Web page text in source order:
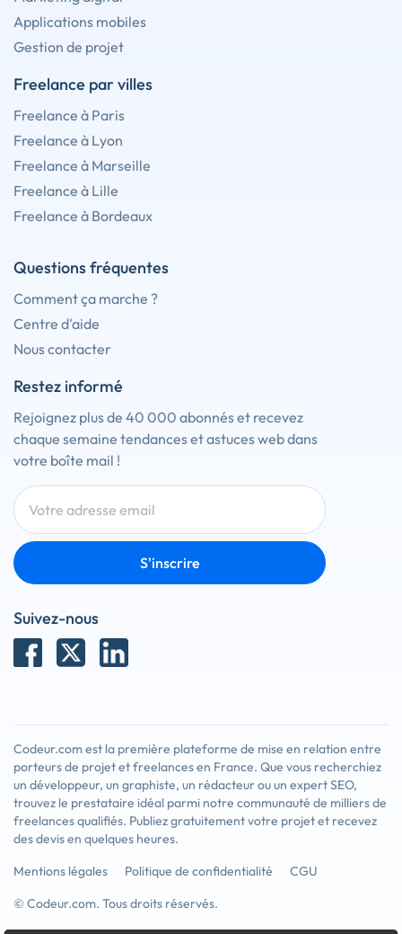
Applications mobiles
Gestion de projet
Freelance par villes
Freelance à Paris
Freelance à Lyon
Freelance à Marseille
Freelance à Lille
Freelance à Bordeaux
Questions fréquentes
Comment ça marche ?
Centre d'aide
Nous contacter
Restez informé
Rejoignez plus de 40 000 abonnés et recevez
chaque semaine tendances et astuces web dans
votre boîte mail !
S'inscrire
Suivez-nous
Codeur.com est la première plateforme de mise en relation entre
porteurs de projet et freelances en France. Que vous recherchiez
un développeur, un graphiste, un rédacteur ou un expert SEO,
trouvez le prestataire idéal parmi notre communauté de milliers de
freelances qualifiés. Publiez gratuitement votre projet et recevez
des devis en quelques heures.
Mentions légales
Politique de confidentialité
CGU
© Codeur.com. Tous droits réservés.